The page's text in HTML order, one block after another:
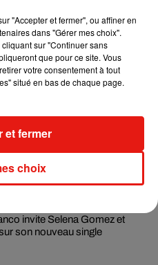
B dévoilent le single le plus
l’année
Lens dévoilent leur
tant attendue
invite Selena Gomez et
son nouveau single
"Accepter et fermer", ou affiner en
dans "Gérer mes choix".
sur "Continuer sans
que pour ce site. Vous
votre consentement à tout
situé en bas de chaque page.
choix
et fermer